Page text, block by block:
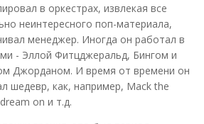
в оркестрах, извлекая все
неинтересного поп-материала,
менеджер. Иногда он работал в
- Эллой Фитцджеральд, Бингом и
Джорданом. И время от времени он
шедевр, как, например, Mack the
on и т.д.